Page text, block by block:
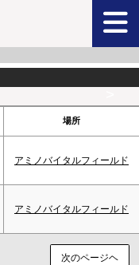
場所
アミノバイタルフィールド
アミノバイタルフィールド
次のページヘ